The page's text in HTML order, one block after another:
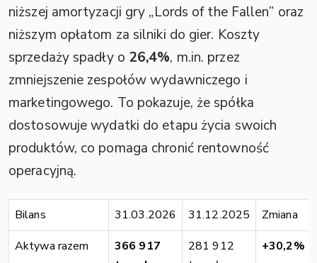
niższej amortyzacji gry „Lords of the Fallen” oraz
niższym opłatom za silniki do gier. Koszty
sprzedaży spadły o 26,4%, m.in. przez
zmniejszenie zespołów wydawniczego i
marketingowego. To pokazuje, że spółka
dostosowuje wydatki do etapu życia swoich
produktów, co pomaga chronić rentowność
operacyjną.
Bilans 31.03.2026 31.12.2025
Zmiana
Aktywa razem
366 917
281 912
+30,2%